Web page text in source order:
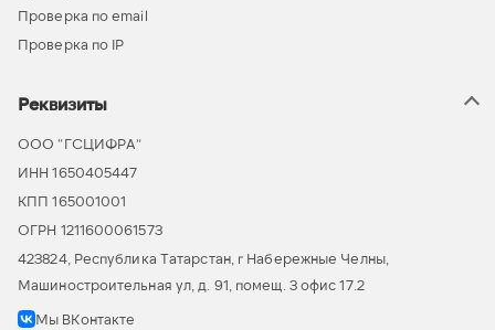
Проверка по email
Проверка по IP
Реквизиты
ООО “ГСЦИФРА”
ИНН 1650405447
КПП 165001001
ОГРН 1211600061573
423824, Республика Татарстан, г Набережные Челны,
Машиностроительная ул, д. 91, помещ. 3 офис 17.2
Мы ВКонтакте